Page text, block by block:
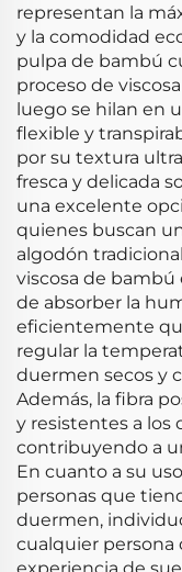
representan la
y la comodidad
pulpa de bambú
proceso de
luego se hilan en
flexible y
por su textura
fresca y delicada
una excelente
quienes buscan
algodón
viscosa de
de absorber la
eficientemente
regular la
duermen secos y
Además, la fibra
y resistentes a los
contribuyendo a
En cuanto a su
personas que
duermen,
cualquier persona